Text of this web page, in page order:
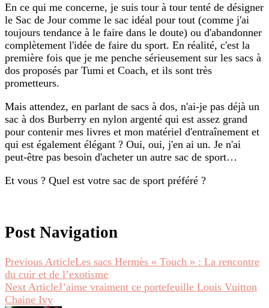
En ce qui me concerne, je suis tour à tour tenté de désigner
le Sac de Jour comme le sac idéal pour tout (comme j'ai
toujours tendance à le faire dans le doute) ou d'abandonner
complètement l'idée de faire du sport. En réalité, c'est la
première fois que je me penche sérieusement sur les sacs à
dos proposés par Tumi et Coach, et ils sont très
prometteurs.
Mais attendez, en parlant de sacs à dos, n'ai-je pas déjà un
sac à dos Burberry en nylon argenté qui est assez grand
pour contenir mes livres et mon matériel d'entraînement et
qui est également élégant ? Oui, oui, j'en ai un. Je n'ai
peut-être pas besoin d'acheter un autre sac de sport…
Et vous ? Quel est votre sac de sport préféré ?
Post Navigation
Previous ArticleLes sacs Hermès « Touch » : La rencontre
du cuir et de l’exotisme
Next ArticleJ’aime vraiment ce portefeuille Louis Vuitton
Chaine Ivy